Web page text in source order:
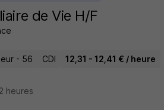
de Vie H/F
- 56 CDI 12,31 - 12,41 € / heure
heures